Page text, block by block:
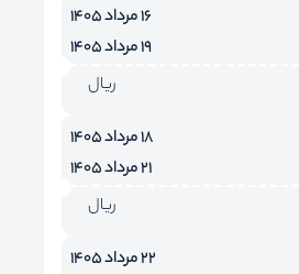
16 مرداد 1405
19 مرداد 1405
ریال
18 مرداد 1405
21 مرداد 1405
ریال
22 مرداد 1405